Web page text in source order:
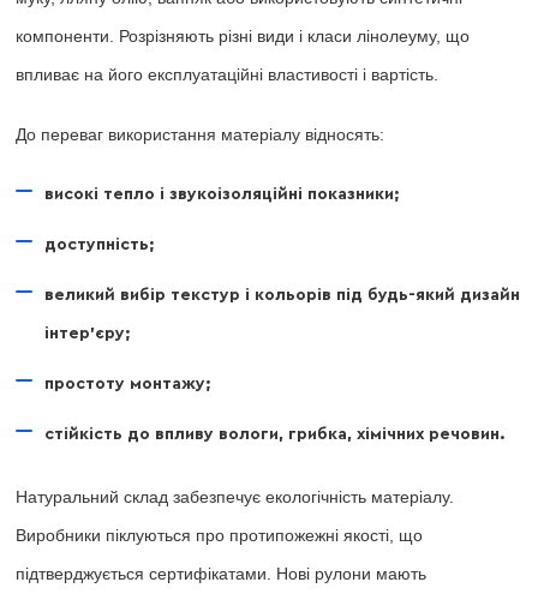
компоненти. Розрізняють різні види і класи лінолеуму, що
впливає на його експлуатаційні властивості і вартість.
До переваг використання матеріалу відносять:
високі тепло і звукоізоляційні показники;
доступність;
великий вибір текстур і кольорів під будь-який дизайн
інтер'єру;
простоту монтажу;
стійкість до впливу вологи, грибка, хімічних речовин.
Натуральний склад забезпечує екологічність матеріалу.
Виробники піклуються про протипожежні якості, що
підтверджується сертифікатами. Нові рулони мають